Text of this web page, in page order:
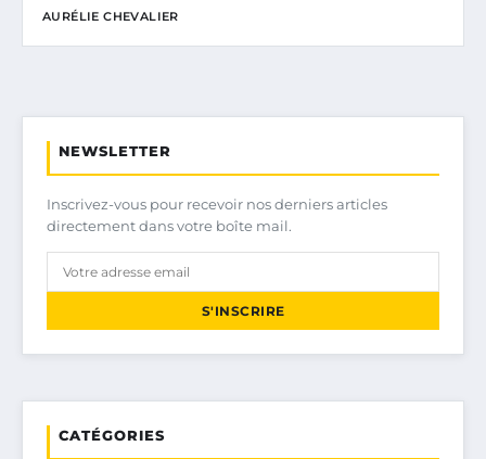
AURÉLIE CHEVALIER
NEWSLETTER
Inscrivez-vous pour recevoir nos derniers articles
directement dans votre boîte mail.
S'INSCRIRE
CATÉGORIES